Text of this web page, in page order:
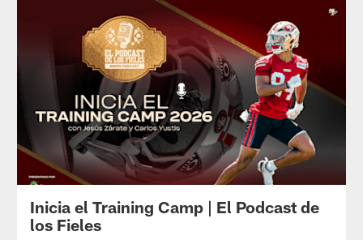
Inicia el Training Camp | El Podcast de
los Fieles